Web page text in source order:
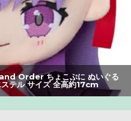
見つかる。めちゃくちゃ
ュース
られてしまうｗｗｗｗｗ
最新絵でめっちゃ可愛く
Order ちょこぷに ぬいぐる
テル サイズ 全高約17cm